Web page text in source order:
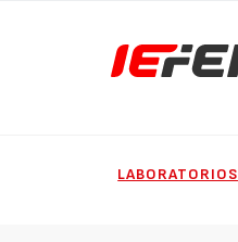
LABORATORIOS